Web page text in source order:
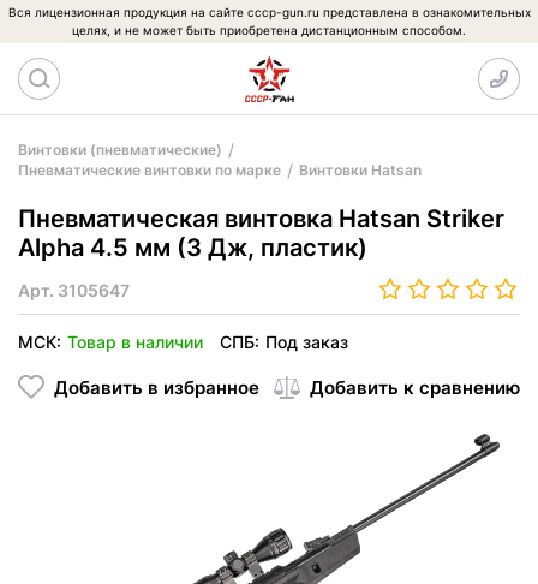
Вся лицензионная продукция на сайте cccp-gun.ru представлена в ознакомительных
целях, и не может быть приобретена дистанционным способом.
Винтовки (пневматические)
Пневматические винтовки по марке
Винтовки Hatsan
Пневматическая винтовка Hatsan Striker
Alpha 4.5 мм (3 Дж, пластик)
Арт. 3105647
МСК: Товар в наличии СПБ: Под заказ
Добавить в избранное Добавить к сравнению